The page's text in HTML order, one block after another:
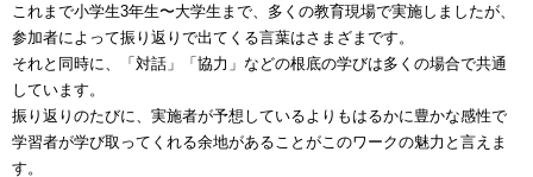
これまで小学生3年生〜大学生まで、多くの教育現場で実施しましたが、
参加者によって振り返りで出てくる言葉はさまざまです。
それと同時に、「対話」「協力」などの根底の学びは多くの場合で共通
しています。
振り返りのたびに、実施者が予想しているよりもはるかに豊かな感性で
学習者が学び取ってくれる余地があることがこのワークの魅力と言えま
す。